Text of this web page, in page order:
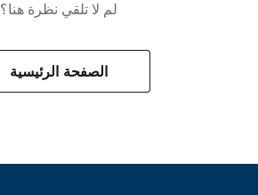
لم لا تلقي نظرة هنا؟
الصفحة الرئيسية